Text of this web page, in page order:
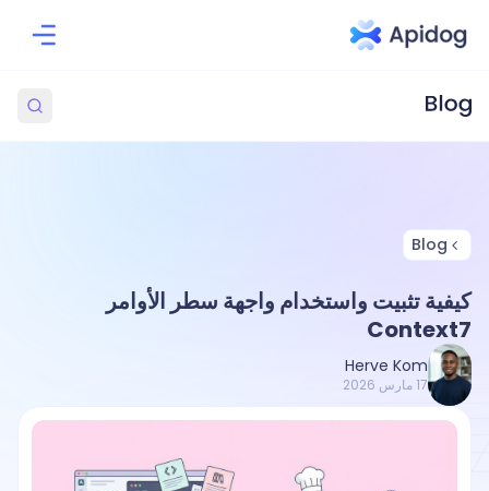
Blog
كيفية تثبيت واستخدام واجهة سطر الأوامر
Context7
Herve Kom
17 مارس 2026